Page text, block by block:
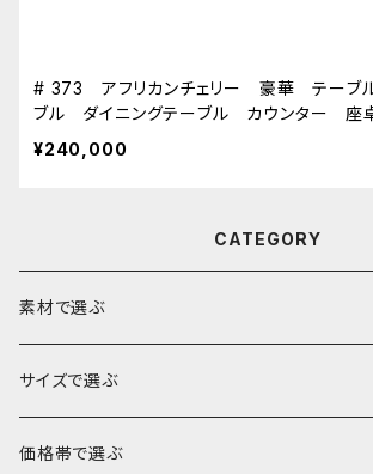
# 373 アフリカンチェリー 豪華 テー
ブル ダイニングテーブル カウンター
垢 一枚板
¥240,000
CATEGORY
素材で選ぶ
ブビンガ
ウォールナット
サイズで選ぶ
～140cm
価格帯で選ぶ